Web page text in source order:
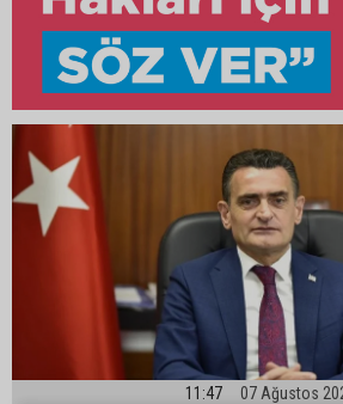
11:47 07 Ağustos